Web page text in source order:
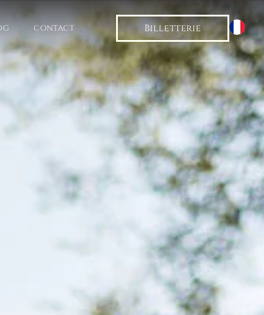
CONTACT Billetterie